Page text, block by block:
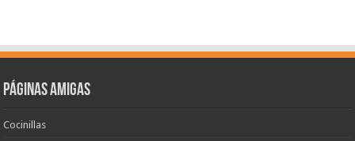
Páginas amigas
Cocinillas